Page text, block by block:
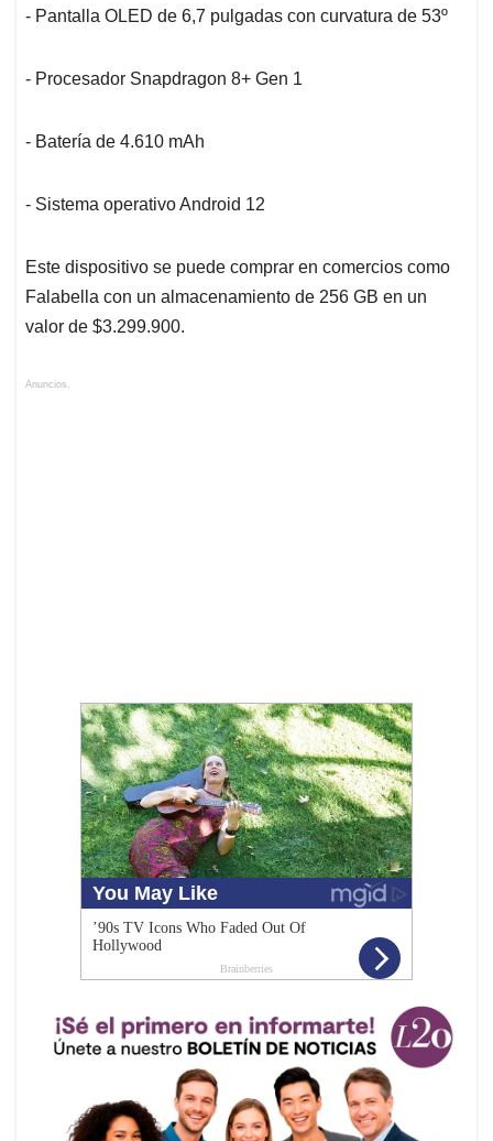
- Pantalla OLED de 6,7 pulgadas con curvatura de 53º
- Procesador Snapdragon 8+ Gen 1
- Batería de 4.610 mAh
- Sistema operativo Android 12
Este dispositivo se puede comprar en comercios como
Falabella con un almacenamiento de 256 GB en un
valor de $3.299.900.
Anuncios.